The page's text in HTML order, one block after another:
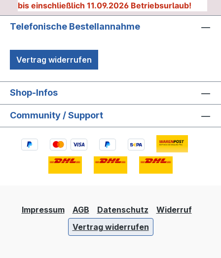
bis einschließlich 11.09.2026 Betriebsurlaub!
Telefonische Bestellannahme
Vertrag widerrufen
Shop-Infos
Community / Support
Impressum AGB Datenschutz
Widerruf
Vertrag widerrufen